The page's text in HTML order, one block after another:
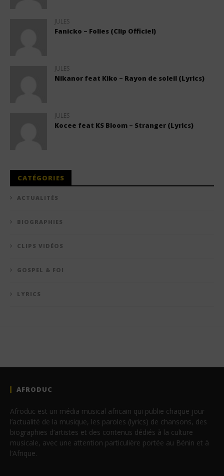
JULES
Fanicko – Folies (Clip Officiel)
JULES
Nikanor feat Kiko – Rayon de soleil (Lyrics)
JULES
Kocee feat KS Bloom – Stranger (Lyrics)
CATÉGORIES
ACTUALITÉS
BIOGRAPHIES
CLIPS VIDÉOS
GOSPEL & FOI
LYRICS
AFRODUC
Afroduc est un média musical africain qui publie chaque jour
l’actualité de la musique, les paroles (lyrics) de chansons, des
biographies d’artistes et des contenus dédiés à la culture
musicale, avec une attention particulière portée au Bénin et à
l’Afrique.